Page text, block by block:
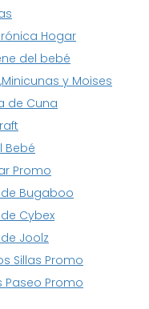
Hogar
del bebé
y Moises
de Cuna
Bebé
Promo
de Bugaboo
Cybex
Joolz
Sillas Promo
Paseo Promo